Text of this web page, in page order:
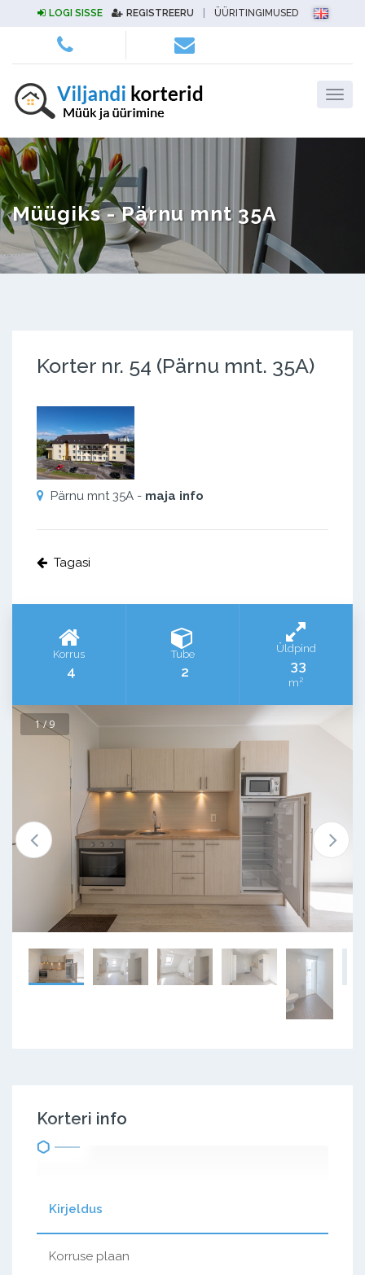
LOGI SISSE REGISTREERU ÜÜRITINGIMUSED
Müügiks - Pärnu mnt 35A
Korter nr. 54 (Pärnu mnt. 35A)
Pärnu mnt 35A - maja info
Tagasi
Korrus
4
Tube
2
Üldpind
33
m2
1 / 9
Korteri info
Kirjeldus
Korruse plaan